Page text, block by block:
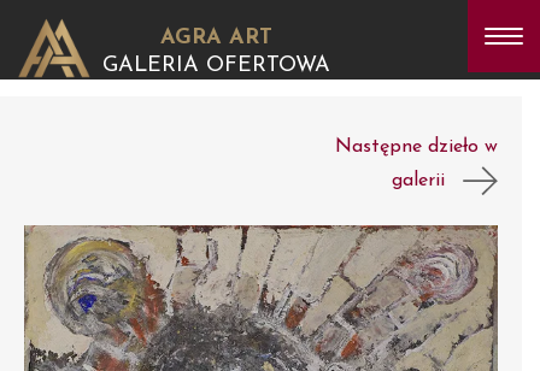
AGRA ART
GALERIA OFERTOWA
Następne dzieło w
galerii